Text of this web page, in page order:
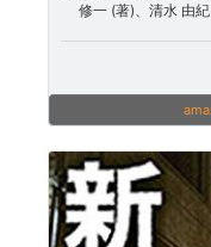
修一 (著)、清水 由